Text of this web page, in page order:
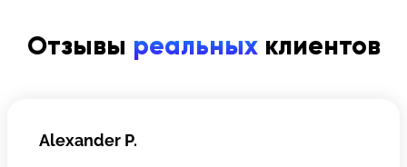
Отзывы реальныхклиентов
Alexander P.